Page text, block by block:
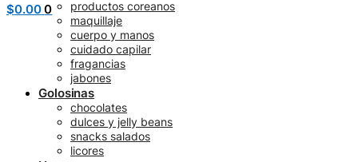
$0.00 0
productos coreanos
maquillaje
cuerpo y manos
cuidado capilar
fragancias
jabones
Golosinas
chocolates
dulces y jelly beans
snacks salados
licores